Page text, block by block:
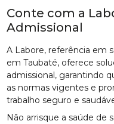
Conte com a
Admissional
A Labore, referência em
em Taubaté, oferece
admissional, garantindo
as normas vigentes e
trabalho seguro e
Não arrisque a saúde de